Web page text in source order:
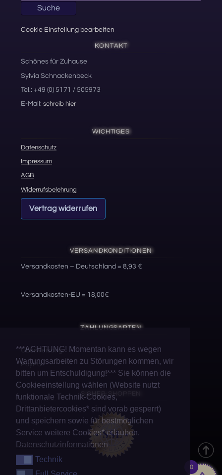
Suche
Cookie Einstellung bearbeiten
Schönes für Zuhause
Sylvia Schnackenbeck
Tel.: +49 (0) 5171 / 505973
Datenschutz
Impressum
AGB
VERSANDKONDITIONEN
Überweisung
PayPal
SICHER SHOPPEN
0
***ACHTUNG! Momentan kann es wegen
Wartungsarbeiten zu Störungen kommen, wir
bitten um Entschuldigung!*** Sie können die
Cookieeinstellung wählen (Website nutzt
funktionale Technik-Cookies,
Drittanbietercookies* sind vorab gesperrt)
und speichern sowie für bestmöglichen
Service weitere Cookies* erlauben.
Datenschutzinformationen
TechnikTechnik